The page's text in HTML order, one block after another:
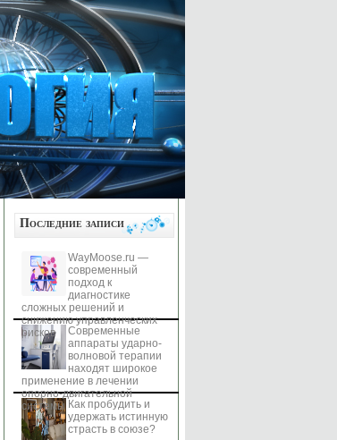
Последние записи
WayMoose.ru —
современный
подход к
диагностике
сложных решений и
снижению управленческих
рисков
Современные
аппараты ударно-
волновой терапии
находят широкое
применение в лечении
опорно-двигательной
системы Как пробудить и
удержать истинную
страсть в союзе?